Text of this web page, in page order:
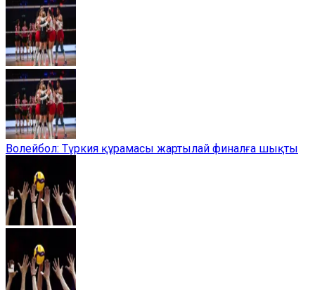
Волейбол: Түркия құрамасы жартылай финалға шықты